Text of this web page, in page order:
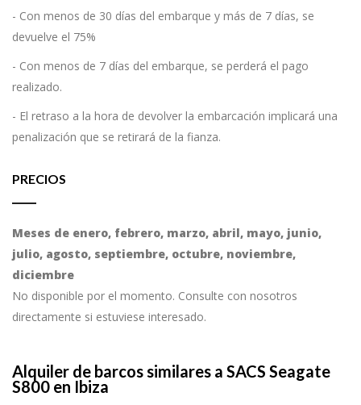
- Con menos de 30 días del embarque y más de 7 días, se
devuelve el 75%
- Con menos de 7 días del embarque, se perderá el pago
realizado.
- El retraso a la hora de devolver la embarcación implicará una
penalización que se retirará de la fianza.
PRECIOS
Meses de enero, febrero, marzo, abril, mayo, junio,
julio, agosto, septiembre, octubre, noviembre,
diciembre
No disponible por el momento. Consulte con nosotros
directamente si estuviese interesado.
Alquiler de barcos similares a SACS Seagate
S800 en Ibiza